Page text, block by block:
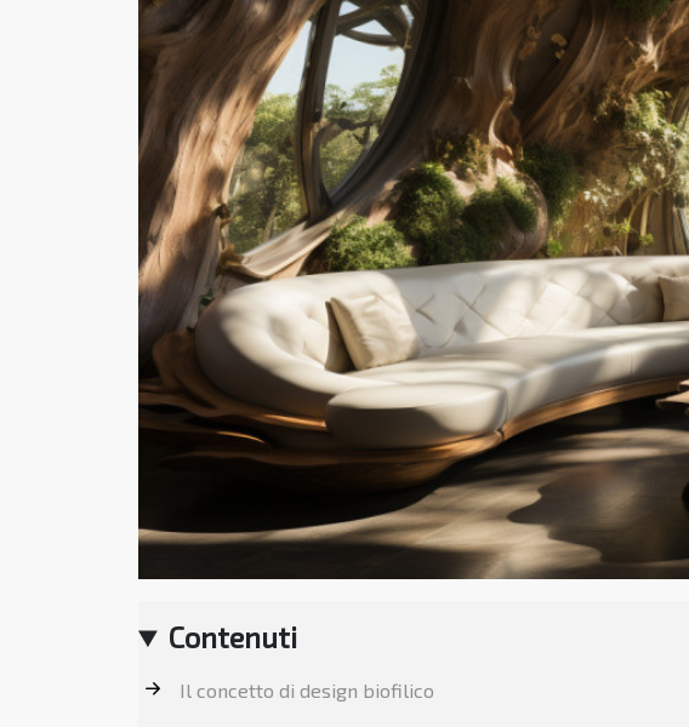
Contenuti
Il concetto di design biofilico